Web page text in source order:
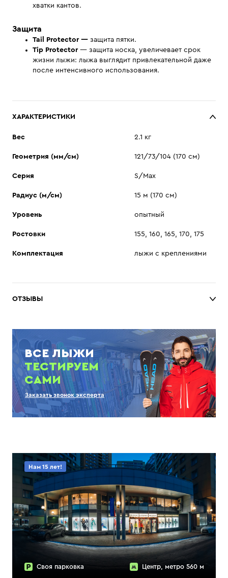
хватки кантов.
Защита
Tail Protector— защита пятки.
Tip Protector — защита носка, увеличевает срок
жизни лыжи: лыжа выглядит привлекательной даже
после интенсивного использования.
ХАРАКТЕРИСТИКИ
Вес 2.1 кг
Геометрия (мм/см) 121/73/104 (170 см)
Серия S/Max
Радиус (м/см) 15 м (170 см)
Уровень опытный
Ростовки 155, 160, 165, 170, 175
Комплектация лыжи с креплениями
ОТЗЫВЫ
ВСЕ ЛЫЖИ
ТЕСТИРУЕМ
САМИ
Заказать звонок эксперта
Нам 15 лет!
Своя парковка Центр, метро 560 м